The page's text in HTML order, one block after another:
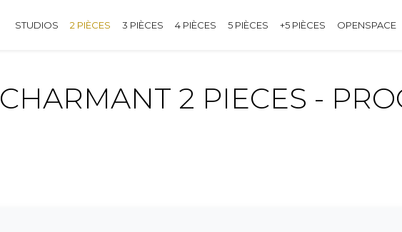
STUDIOS 2 PIÈCES 3 PIÈCES 4 PIÈCES 5 PIÈCES +5 PIÈCES OPENSPACE
2 PIECES -